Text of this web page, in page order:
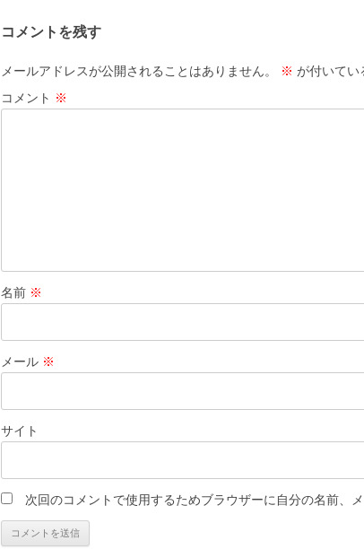
コメントを残す
メールアドレスが公開されることはありません。 ※ が付いてい
コメント ※
名前 ※
メール ※
サイト
次回のコメントで使用するためブラウザーに自分の名前、